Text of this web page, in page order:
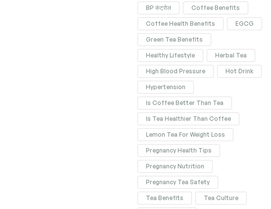
BP कंट्रोल Coffee Benefits
Coffee Health Benefits EGCG
Green Tea Benefits
Healthy Lifestyle Herbal Tea
High Blood Pressure Hot Drink
Hypertension
Is Coffee Better Than Tea
Is Tea Healthier Than Coffee
Lemon Tea For Weight Loss
Pregnancy Health Tips
Pregnancy Nutrition
Pregnancy Tea Safety
Tea Benefits Tea Culture